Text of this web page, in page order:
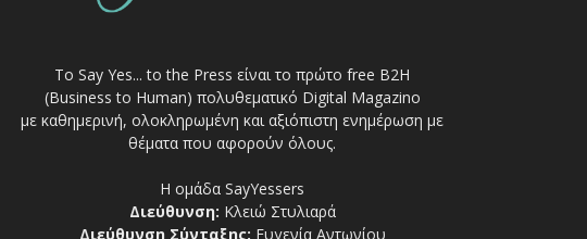
Το Say Yes... to the Press είναι το πρώτο free Β2Η
(Business to Human) πολυθεματικό Digital Magazino
με καθημερινή, ολοκληρωμένη και αξιόπιστη ενημέρωση με
θέματα που αφορούν όλους.
Η ομάδα SayYessers
Διεύθυνση: Κλειώ Στυλιαρά
Διεύθυνση Σύνταξης: Ευγενία Αντωνίου